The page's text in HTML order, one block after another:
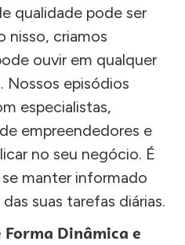
qualidade pode ser
nisso, criamos
ouvir em qualquer
Nossos episódios
especialistas,
empreendedores e
no seu negócio. É
manter informado
suas tarefas diárias.
Dinâmica e